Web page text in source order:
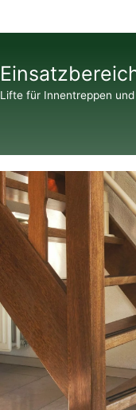
Lifte für Innentreppen